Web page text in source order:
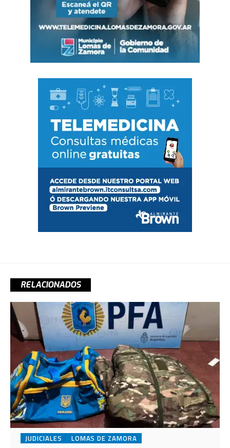
RELACIONADOS
JUDICIALES LOMAS DE ZAMORA